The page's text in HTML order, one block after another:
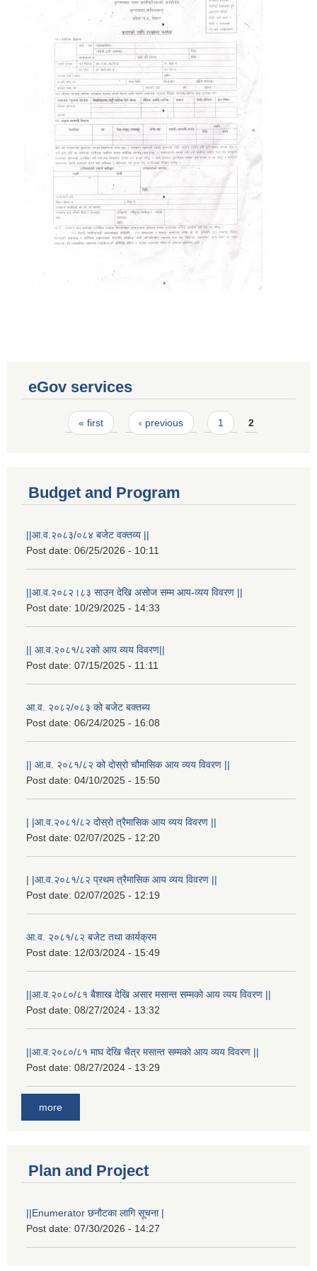
eGov services
Pages« first ‹ previous 1 2
Budget and Program
||आ.व.२०८३/०८४ बजेट वक्तव्य ||
Post date: 06/25/2026 - 10:11
||आ.व.२०८२।८३ साउन देखि असोज सम्म आय-व्यय विवरण ||
Post date: 10/29/2025 - 14:33
|| आ.व.२०८१/८२को आय व्यय विवरण||
Post date: 07/15/2025 - 11:11
आ.व. २०८२/०८३ को बजेट बक्तब्य
Post date: 06/24/2025 - 16:08
|| आ.व. २०८१/८२ को दोस्रो चौमासिक आय व्यय विवरण ||
Post date: 04/10/2025 - 15:50
| |आ.व.२०८१/८२ दोस्रो त्रैमासिक आय व्यय विवरण ||
Post date: 02/07/2025 - 12:20
| |आ.व.२०८१/८२ प्रथम त्रैमासिक आय व्यय विवरण ||
Post date: 02/07/2025 - 12:19
आ.व. २०८१/८२ बजेट तथा कार्यक्रम
Post date: 12/03/2024 - 15:49
||आ.व.२०८०/८१ बैशाख देखि असार मसान्त सम्मको आय व्यय विवरण ||
Post date: 08/27/2024 - 13:32
||आ.व.२०८०/८१ माघ देखि चैत्र मसान्त सम्मको आय व्यय विवरण ||
Post date: 08/27/2024 - 13:29
more
Plan and Project
||Enumerator छनौटका लागि सूचना |
Post date: 07/30/2026 - 14:27